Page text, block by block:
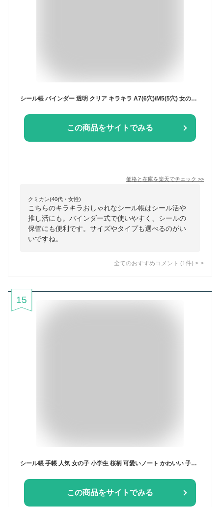
シール帳 バインダー 透明 クリア キラキラ A7(6穴)/M5(5穴) 女の子 手帳 シール収納 かわいい コラージュノート シールバインダー コンパクト手帳 カスタマイズ手帳 推し ファイル 推し活グッズ オタ活グッズ プレゼント おしゃれ (紙のリフィル、シールは剥がせません)
この商品をサイトでみる
価格と在庫を楽天でチェック >>
クミカン(40代・女性)
こちらのキラキラおしゃれなシール帳はシール活や
推し活にも。バインダー式で使いやすく、シールの
保管にも便利です。サイズやタイプも選べるのがい
いですね。
全てのおすすめコメント (1 件) >
15
シール帳 手帳 人気 女の子 小学生 桜柄 可愛いノート かわいい 子供 キラキラ イラスト 日記帳 ダイアリー ピンクノート メモ帳 プレゼント 秘密ノート 女性用 学生 メモ帳 文房具
この商品をサイトでみる